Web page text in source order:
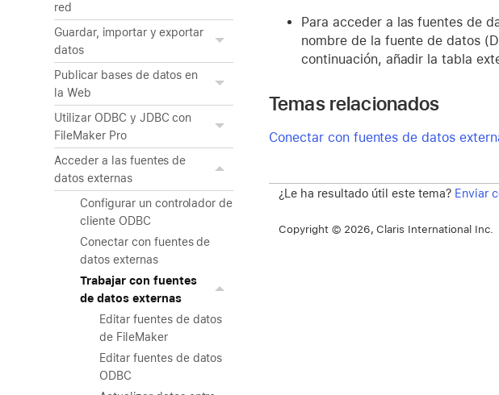
red
Guardar, importar y exportar
datos
Publicar bases de datos en
la Web
Utilizar ODBC y JDBC con
FileMaker Pro
Acceder a las fuentes de
datos externas
Configurar un controlador de
cliente ODBC
Conectar con fuentes de
datos externas
Trabajar con fuentes
de datos externas
Editar fuentes de datos
de FileMaker
Editar fuentes de datos
ODBC
Para acceder a las fuentes de
nombre de la fuente de datos
continuación, añadir la tabla
Temas relacionados
Conectar con fuentes de datos
¿Le ha resultado útil este tema? Enviar
Copyright © 2026, Claris International Inc.